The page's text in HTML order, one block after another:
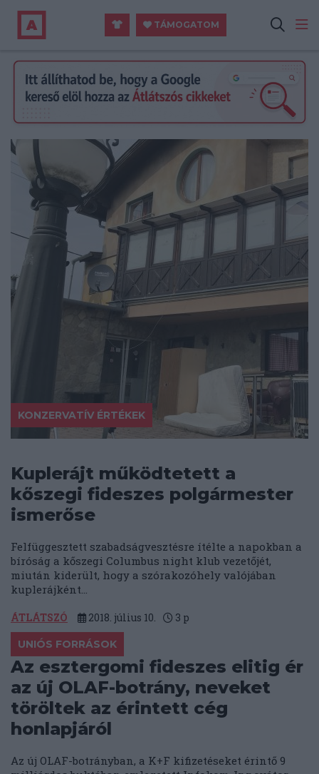
TÁMOGATOM
KONZERVATÍV ÉRTÉKEK
Kuplerájt működtetett a
kőszegi fideszes polgármester
ismerőse
Felfüggesztett szabadságvesztésre ítélte a napokban a
bíróság a kőszegi Columbus night klub vezetőjét,
miután kiderült, hogy a szórakozóhely valójában
kuplerájként...
ÁTLÁTSZÓ 2018. július 10. 3 p
UNIÓS FORRÁSOK
Az esztergomi fideszes elitig ér
az új OLAF-botrány, neveket
töröltek az érintett cég
honlapjáról
Az új OLAF-botrányban, a K+F kifizetéseket érintő 9